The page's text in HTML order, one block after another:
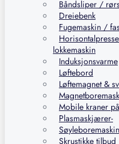
Båndsliper /
Dreiebenk
Fugemaskin /
lokkemaskin
Induksjonsvarme
Løftebord
Løftemagnet &
Mobile kraner
Plasmaskjærer-
Skrustikke tilbud